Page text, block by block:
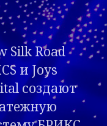
BRICS Pay
году –